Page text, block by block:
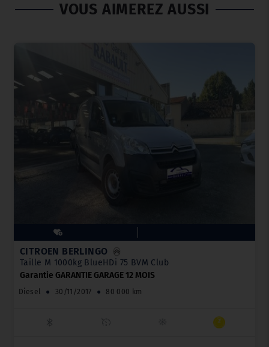
VOUS AIMEREZ AUSSI
CITROËN BERLINGO
Taille M 1000kg BlueHDi 75 BVM Club
Garantie GARANTIE GARAGE 12 MOIS
Diesel ● 30/11/2017 ● 80 000 km